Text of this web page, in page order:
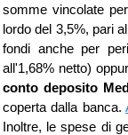
somme vincolate
lordo del 3,5%, pari
fondi anche per
all'1,68% netto)
conto deposito
coperta dalla banca.
Inoltre, le spese di